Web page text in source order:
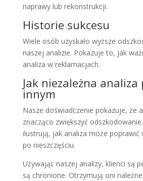
naprawy lub rekonstrukcji.
Historie sukcesu
Wiele osób uzyskało wyższe
naszej analizie. Pokazuje to, jak
analiza w reklamacjach.
Jak niezależna analiza
innym
Nasze doświadczenie pokazuje, że
znacząco zwiększyć odszkodowanie.
ilustrują, jak analiza może poprawić
po nieszczęściu.
Używając naszej analizy, klienci są
są chronione. Otrzymują oni